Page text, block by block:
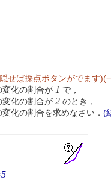
せば採点ボタンがでます
変化の割合が 1 で，
変化の割合が 2 のとき，
化の割合を求めなさい． (
るとき